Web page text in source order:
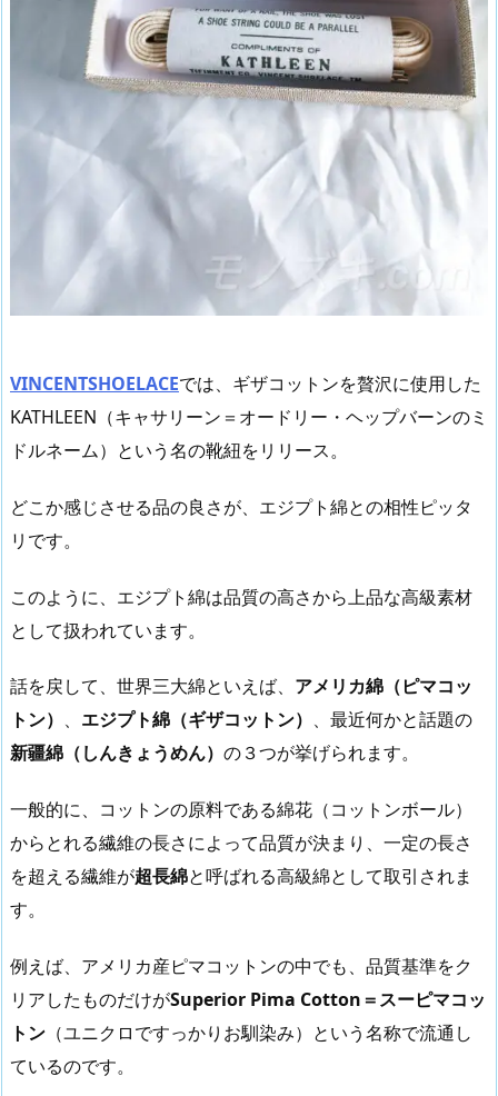
VINCENTSHOELACEでは、ギザコットンを贅沢に使用した
KATHLEEN（キャサリーン＝オードリー・ヘップバーンのミ
ドルネーム）という名の靴紐をリリース。
どこか感じさせる品の良さが、エジプト綿との相性ピッタ
リです。
このように、エジプト綿は品質の高さから上品な高級素材
として扱われています。
話を戻して、世界三大綿といえば、 アメリカ綿（ピマコッ
トン） 、 エジプト綿（ギザコットン） 、最近何かと話題の
新疆綿（しんきょうめん） の３つが挙げられます。
一般的に、コットンの原料である綿花（コットンボール）
からとれる繊維の長さによって品質が決まり、一定の長さ
を超える繊維が超長綿と呼ばれる高級綿として取引されま
す。
例えば、アメリカ産ピマコットンの中でも、品質基準をク
リアしたものだけがSuperior Pima Cotton＝スーピマコッ
トン （ユニクロですっかりお馴染み）という名称で流通し
ているのです。